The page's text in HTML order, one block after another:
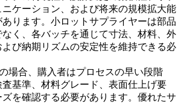
ケーション、および将来の規模拡大能
ります。小ロットサプライヤーは部品
く、各バッチを通じて寸法、材料、外
び納期リズムの安定性を維持できる必
場合、購入者はプロセスの早い段階
基準、材料グレード、表面仕上げ要
を確認する必要があります。優れたサ